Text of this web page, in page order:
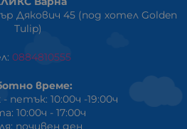
Дякович 45 (под хотел Golden
Tulip)
0884810555
време:
петък: 10:00ч -19:00ч
10:00ч - 17:00ч
почивен ден